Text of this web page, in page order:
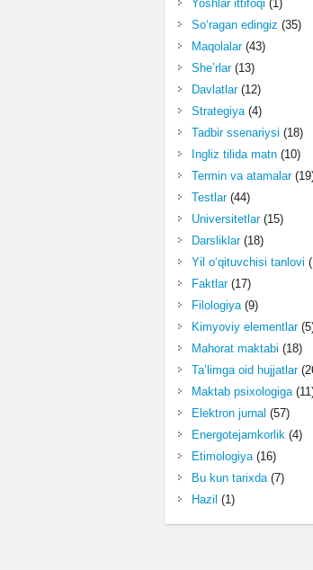
Yoshlar ittifoqi (1)
So‘ragan edingiz (35)
Maqolalar(43)
She’rlar(13)
Davlatlar(12)
Strategiya(4)
Tadbir ssenariysi (18)
Ingliz tilida matn(10)
Termin va atamalar
Testlar(44)
Universitetlar(15)
Darsliklar(18)
Yil o‘qituvchisi tanlovi
Faktlar(17)
Filologiya(9)
Kimyoviy elementlar
Mahorat maktabi (18)
Ta’limga oid hujjatlar
Maktab psixologiga
Elektron jurnal (57)
Energotejamkorlik(4)
Etimologiya(16)
Bu kun tarixda(7)
Hazil (1)